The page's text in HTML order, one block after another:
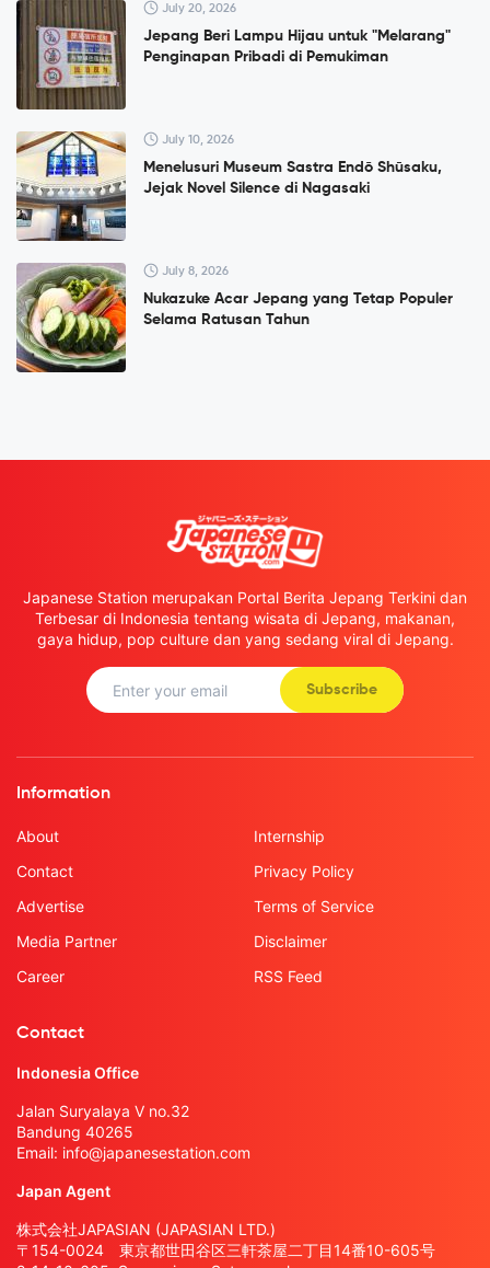
July 20, 2026
Jepang Beri Lampu Hijau untuk "Melarang"
Penginapan Pribadi di Pemukiman
July 10, 2026
Menelusuri Museum Sastra Endō Shūsaku,
Jejak Novel Silence di Nagasaki
July 8, 2026
Nukazuke Acar Jepang yang Tetap Populer
Selama Ratusan Tahun
Japanese Station merupakan Portal Berita Jepang Terkini dan
Terbesar di Indonesia tentang wisata di Jepang, makanan,
gaya hidup, pop culture dan yang sedang viral di Jepang.
Subscribe
Information
About
Contact
Advertise
Media Partner
Career
Internship
Privacy Policy
Terms of Service
Disclaimer
RSS Feed
Contact
Indonesia Office
Jalan Suryalaya V no.32
Bandung 40265
Email: info@japanesestation.com
Japan Agent
株式会社JAPASIAN (JAPASIAN LTD.)
〒154-0024 東京都世田谷区三軒茶屋二丁目14番10-605号